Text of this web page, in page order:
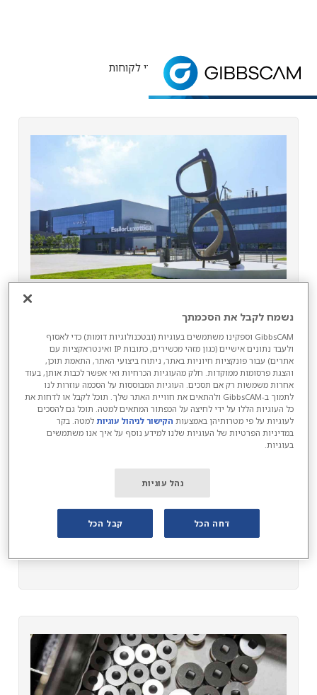
דף הבית> למה גיבסקאם? > סיפורי לקוחות
סיפורי לקוחות וניתוחי מקרים הקשורים לפתרונות
סיפורי לקוחות
נשמח לקבל את הסכמתך
GibbsCAM וספקינו משתמשים בעוגיות (ובטכנולוגיות דומות) כדי לאסוף
ולעבד נתונים אישיים (כגון מזהי מכשירים, כתובות IP ואינטראקציות עם
אתרים) עבור פונקציות חיוניות באתר, ניתוח ביצועי האתר, התאמת תוכן,
והצגת פרסומות ממוקדות. חלק מהעוגיות הכרחיות ואי אפשר לכבות אותן, בעוד
אחרות משמשות רק אם תסכים. העוגיות המבוססות על הסכמה עוזרות לנו
לתמוך ב-GibbsCAM ולהתאים את חוויית האתר שלך. תוכל לקבל או לדחות את
כל העוגיות הללו על ידי לחיצה על הכפתור המתאים למטה. תוכל גם להסכים
לעוגיות על פי מטרותיהן באמצעות הקישור לניהול עוגיות למטה. בקר
במדיניות הפרטיות של העוגיות שלנו למידע נוסף על איך אנו משתמשים
בעוגיות.
נהל עוגיות
דחה הכל קבל הכל